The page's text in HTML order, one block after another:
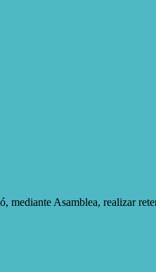
mediante Asamblea, realizar